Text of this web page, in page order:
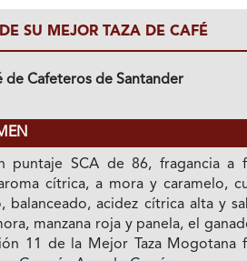
SU MEJOR TAZA DE CAFÉ
de Cafeteros de Santander
puntaje SCA de 86, fragancia a
cítrica, a mora y caramelo,
balanceado, acidez cítrica alta y
manzana roja y panela, el
11 de la Mejor Taza Mogotana